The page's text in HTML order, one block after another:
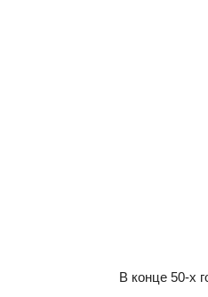
В конце 50-х